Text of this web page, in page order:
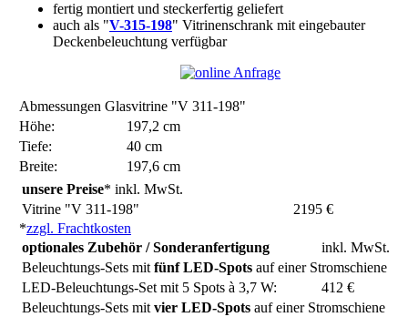
fertig montiert und steckerfertig geliefert
auch als "V-315-198" Vitrinenschrank mit eingebauter
Deckenbeleuchtung verfügbar
Abmessungen Glasvitrine "V 311-198"
Höhe:
197,2 cm
Tiefe:
40 cm
Breite:
197,6 cm
unsere Preise* inkl. MwSt.
Vitrine "V 311-198"
2195 €
*zzgl. Frachtkosten
optionales Zubehör / Sonderanfertigung
inkl. MwSt.
Beleuchtungs-Sets mitfünf LED-Spots auf einer Stromschiene
LED-Beleuchtungs-Set mit 5 Spots à 3,7 W:
412 €
Beleuchtungs-Sets mitvier LED-Spots auf einer Stromschiene